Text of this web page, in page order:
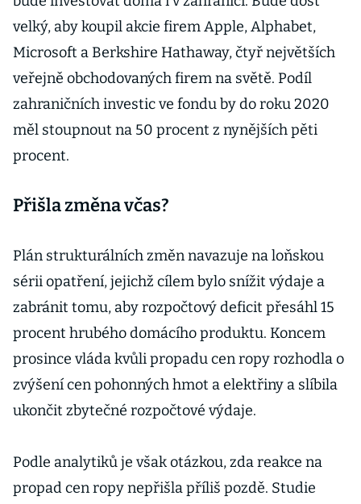
velký, aby koupil akcie firem Apple, Alphabet,
Microsoft a Berkshire Hathaway, čtyř největších
veřejně obchodovaných firem na světě. Podíl
zahraničních investic ve fondu by do roku 2020
měl stoupnout na 50 procent z nynějších pěti
procent.
Přišla změna včas?
Plán strukturálních změn navazuje na loňskou
sérii opatření, jejichž cílem bylo snížit výdaje a
zabránit tomu, aby rozpočtový deficit přesáhl 15
procent hrubého domácího produktu. Koncem
prosince vláda kvůli propadu cen ropy rozhodla o
zvýšení cen pohonných hmot a elektřiny a slíbila
ukončit zbytečné rozpočtové výdaje.
Podle analytiků je však otázkou, zda reakce na
propad cen ropy nepřišla příliš pozdě. Studie